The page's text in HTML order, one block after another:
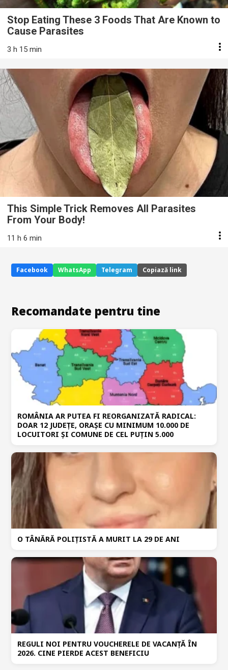
Stop Eating These 3 Foods That Are Known to
Cause Parasites
3 h 15 min
This Simple Trick Removes All Parasites
From Your Body!
11 h 6 min
Facebook WhatsApp Telegram Copiază link
Recomandate pentru tine
ROMÂNIA AR PUTEA FI REORGANIZATĂ RADICAL:
DOAR 12 JUDEȚE, ORAȘE CU MINIMUM 10.000 DE
LOCUITORI ȘI COMUNE DE CEL PUȚIN 5.000
O TÂNĂRĂ POLIȚISTĂ A MURIT LA 29 DE ANI
REGULI NOI PENTRU VOUCHERELE DE VACANȚĂ ÎN
2026. CINE PIERDE ACEST BENEFICIU